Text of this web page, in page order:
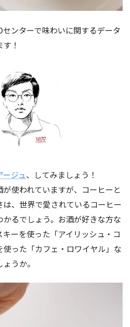
センターで味わいに関するデータ
！
ジュ、してみましょう！
が使われていますが、コーヒーと
、世界で愛されているコーヒー
るでしょう。お酒が好きな方な
ーを使った「アイリッシュ・コ
った「カフェ・ロワイヤル」な
うか。